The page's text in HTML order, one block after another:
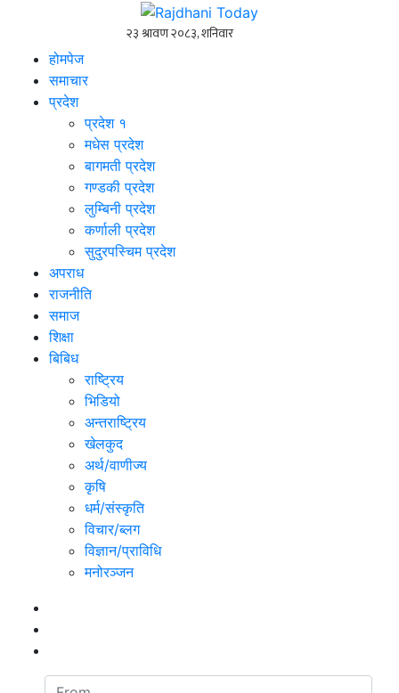
होमपेज
समाचार
प्रदेश
प्रदेश १
मधेस प्रदेश
बागमती प्रदेश
गण्डकी प्रदेश
लुम्बिनी प्रदेश
कर्णाली प्रदेश
सुदुरपस्चिम प्रदेश
अपराध
राजनीति
समाज
शिक्षा
बिबिध
राष्ट्रिय
भिडियो
अन्तराष्ट्रिय
खेलकुद
अर्थ/वाणीज्य
कृषि
धर्म/संस्कृति
विचार/ब्लग
विज्ञान/प्राविधि
मनोरञ्जन